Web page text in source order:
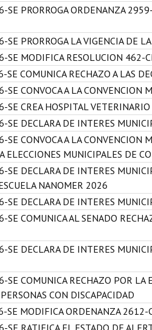
SE PRORROGA ORDENANZA
SE PRORROGA LA VIGENCIA DE
SE MODIFICA RESOLUCION 462-
SE COMUNICA RECHAZO A LAS
SE CONVOCA A LA
SE CREA HOSPITAL
SE DECLARA DE INTERES
SE CONVOCA A LA CONVENCION
ELECCIONES MUNICIPALES DE
SE DECLARA DE INTERES
NANOMER 2026
SE DECLARA DE INTERES
SE COMUNICA AL SENADO
SE DECLARA DE INTERES
SE COMUNICA RECHAZO POR LA
CON DISCAPACIDAD
SE MODIFICA ORDENANZA
SE RATIFICA EL ESTADO DE